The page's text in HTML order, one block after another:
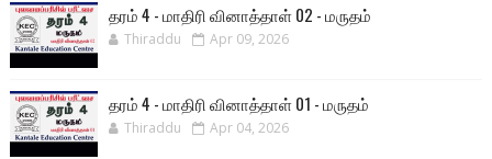
தரம் 4 - மாதிரி வினாத்தாள் 02 - மருதம்
Thiraddu Apr 09, 2026
தரம் 4 - மாதிரி வினாத்தாள் 01 - மருதம்
Thiraddu Apr 04, 2026